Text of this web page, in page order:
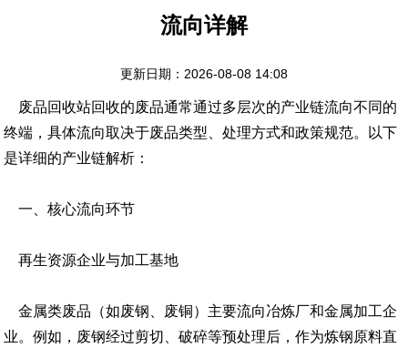
流向详解
更新日期：2026-08-08 14:08
废品回收站回收的废品通常通过多层次的产业链流向不同的
终端，具体流向取决于废品类型、处理方式和政策规范。以下
是详细的产业链解析：
一、核心流向环节
再生资源企业与加工基地
金属类废品（如废钢、废铜）主要流向冶炼厂和金属加工企
业。例如，废钢经过剪切、破碎等预处理后，作为炼钢原料直